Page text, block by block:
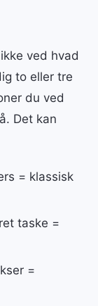
ved hvad
to eller tre
du ved
Det kan
= klassisk
taske =
=